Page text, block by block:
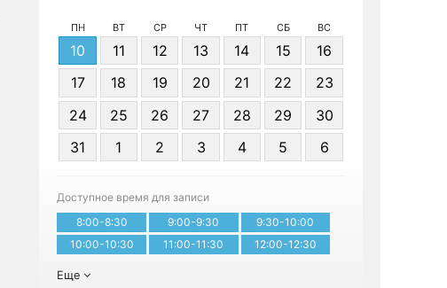
ПН ВТ СР ЧТ ПТ СБ ВС
10 11 12 13 14 15
16
17
18 19 20 21 22
23
24
25 26 27 28 29
30
31
1 2 3 4 5 6
Доступное время для записи
8:00-8:30
9:00-9:30
9:30-10:00
10:00-10:30
11:00-11:30 12:00-12:30
Еще